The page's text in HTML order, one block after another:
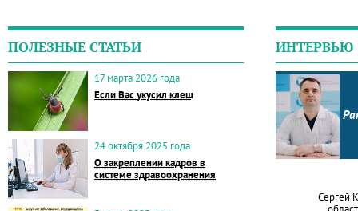
ПОЛЕЗНЫЕ СТАТЬИ
17 марта 2026 года
Если Вас укусил клещ
24 октября 2025 года
О закреплении кадров в
системе здравоохранения
ИНТЕРВЬЮ
Сергей